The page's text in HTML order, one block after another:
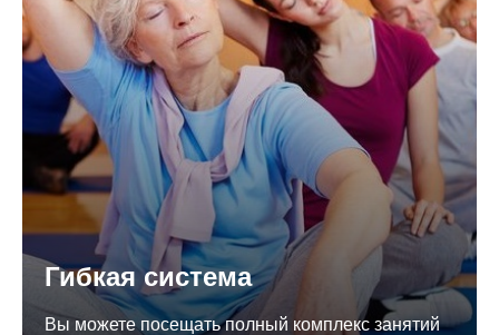
Гибкая система
Вы можете посещать полный комплекс занятий